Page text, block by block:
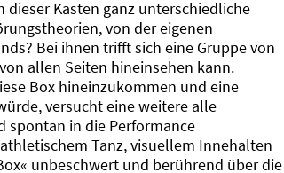
Kasten ganz unterschiedliche
von der eigenen
Bei ihnen trifft sich eine Gruppe von
allen Seiten hineinsehen kann.
Box hineinzukommen und eine
versucht eine weitere alle
spontan in die Performance
Tanz, visuellem Innehalten
unbeschwert und berührend über die